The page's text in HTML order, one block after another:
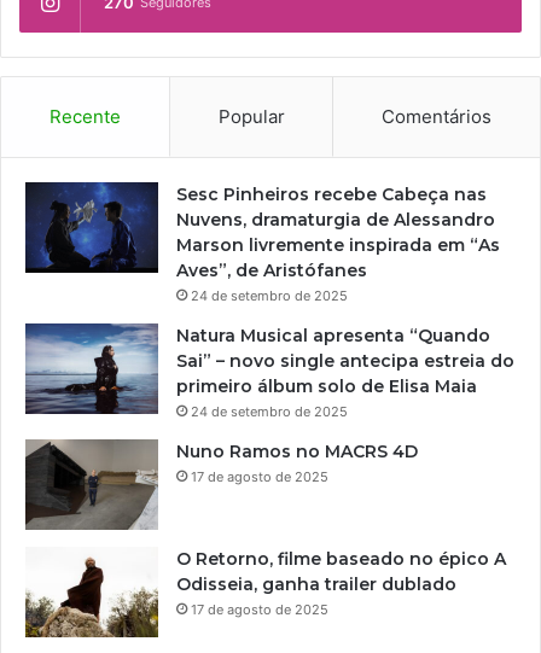
Recente Popular Comentários
Sesc Pinheiros recebe Cabeça nas
Nuvens, dramaturgia de Alessandro
Marson livremente inspirada em “As
Aves”, de Aristófanes
24 de setembro de 2025
Natura Musical apresenta “Quando
Sai” – novo single antecipa estreia do
primeiro álbum solo de Elisa Maia
24 de setembro de 2025
Nuno Ramos no MACRS 4D
17 de agosto de 2025
O Retorno, filme baseado no épico A
Odisseia, ganha trailer dublado
17 de agosto de 2025